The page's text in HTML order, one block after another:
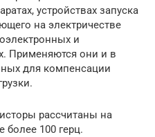
устройствах запуска
на электричестве
и
Применяются они и в
для компенсации
рассчитаны на
более 100 герц.